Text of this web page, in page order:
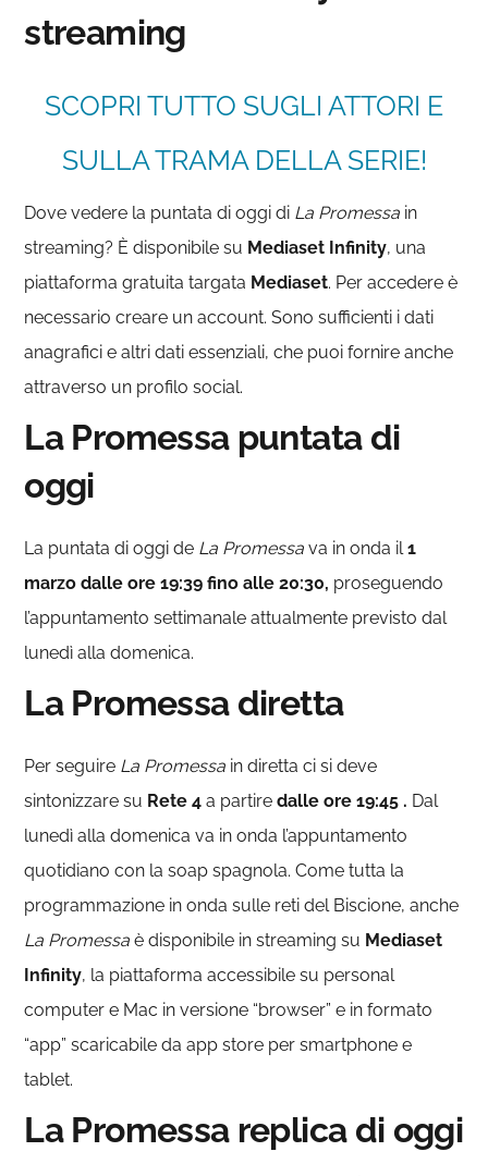
streaming
SCOPRI TUTTO SUGLI ATTORI E
SULLA TRAMA DELLA SERIE!
Dove vedere la puntata di oggi di La Promessa in
streaming? È disponibile su Mediaset Infinity, una
piattaforma gratuita targata Mediaset. Per accedere è
necessario creare un account. Sono sufficienti i dati
anagrafici e altri dati essenziali, che puoi fornire anche
attraverso un profilo social.
La Promessa puntata di
oggi
La puntata di oggi de La Promessa va in onda il 1
marzo dalle ore 19:39 fino alle 20:30, proseguendo
l’appuntamento settimanale attualmente previsto dal
lunedì alla domenica.
La Promessa diretta
Per seguire La Promessa in diretta ci si deve
sintonizzare su Rete 4 a partiredalle ore 19:45 . Dal
lunedì alla domenica va in onda l’appuntamento
quotidiano con la soap spagnola. Come tutta la
programmazione in onda sulle reti del Biscione, anche
La Promessa è disponibile in streaming su Mediaset
Infinity, la piattaforma accessibile su personal
computer e Mac in versione “browser” e in formato
“app” scaricabile da app store per smartphone e
tablet.
La Promessa replica di oggi